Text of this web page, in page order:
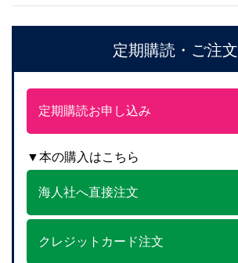
定期購読・ご注文
定期購読お申し込み
▼本の購入はこちら
海人社へ直接注文
クレジットカード注文